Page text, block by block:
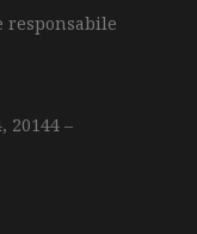
responsabile
20144 –